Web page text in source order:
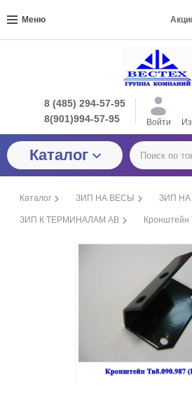
Меню
8 (485) 294-57-95
8(901)994-57-95
Войти
Каталог
Каталог ЗИП НА ВЕСЫ ЗИП
ЗИП К ТЕРМИНАЛАМ АВ Кронштейн